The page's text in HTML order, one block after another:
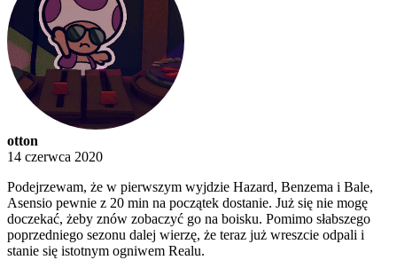
otton
14 czerwca 2020
Podejrzewam, że w pierwszym wyjdzie Hazard, Benzema i Bale,
Asensio pewnie z 20 min na początek dostanie. Już się nie mogę
doczekać, żeby znów zobaczyć go na boisku. Pomimo słabszego
poprzedniego sezonu dalej wierzę, że teraz już wreszcie odpali i
stanie się istotnym ogniwem Realu.